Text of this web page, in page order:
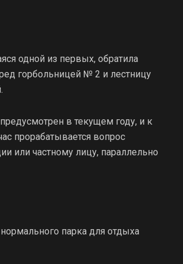
одной из первых, обратила
горбольницей № 2 и лестницу
в текущем году, и к
прорабатывается вопрос
или частному лицу, параллельно
парка для отдыха